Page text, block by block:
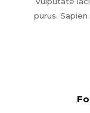
purus.